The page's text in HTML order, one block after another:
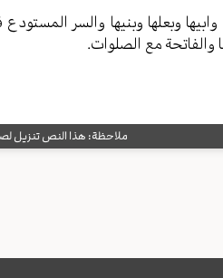
وبعلها وبنیها والسر
والفاتحة مع الصلوات.
ملاحظة: هذا النص تنزيل